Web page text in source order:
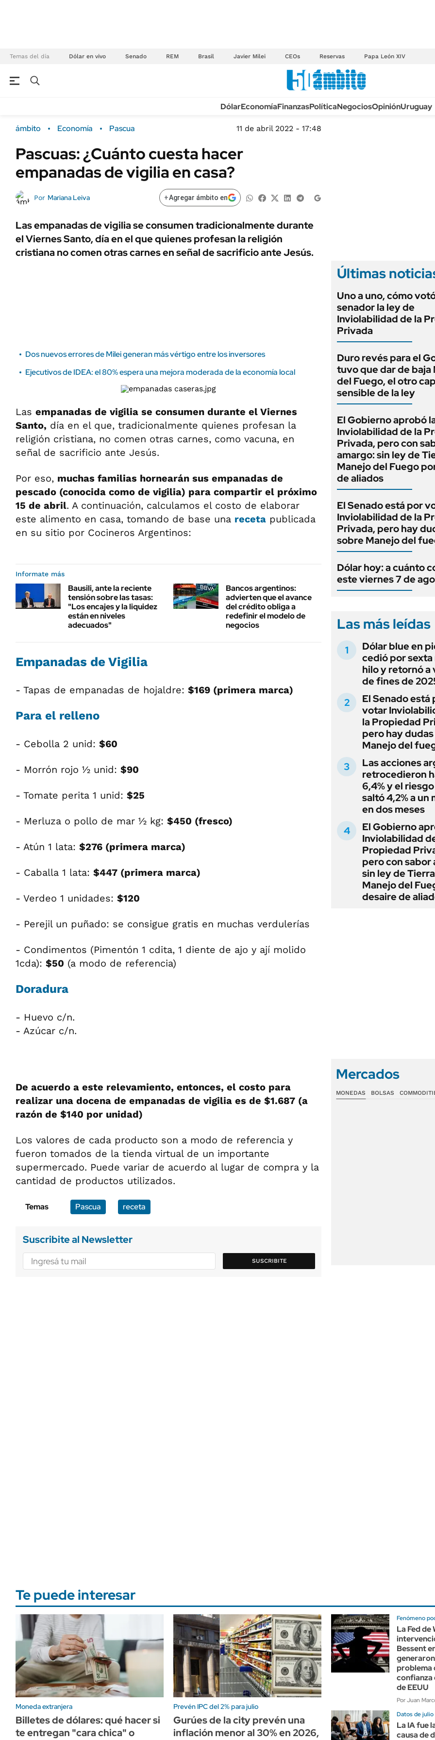
Temas del día Dólar en vivo Senado REM Brasil Javier Milei CEOs Reservas Papa León XIV
Campo
FINANZAS
Mercados
ÁMBITO DEBATE
MEDIAKIT AMBITO DEBATE
Sustentabilidad
Seguros
ENERGY REPORT
POLÍTICA
URUGUAY
TECNOLOGÍA
MÉXICO
LIFESTYLE
AUTOS
DólarEconomíaFinanzasPolíticaNegociosOpiniónUruguay
ámbito Economía Pascua 11 de abril 2022 - 17:48
Pascuas: ¿Cuánto cuesta hacer
empanadas de vigilia en casa?
Por Mariana Leiva +Agregar ámbito en
Las empanadas de vigilia se consumen tradicionalmente durante
el Viernes Santo, día en el que quienes profesan la religión
cristiana no comen otras carnes en señal de sacrificio ante Jesús.
Dos nuevos errores de Milei generan más vértigo entre los inversores
Ejecutivos de IDEA: el 80% espera una mejora moderada de la economía local
Las empanadas de vigilia se consumen durante el Viernes
Santo, día en el que, tradicionalmente quienes profesan la
religión cristiana, no comen otras carnes, como vacuna, en
señal de sacrificio ante Jesús.
Por eso, muchas familias hornearán sus empanadas de
pescado (conocida como de vigilia) para compartir el próximo
15 de abril. A continuación, calculamos el costo de elaborar
este alimento en casa, tomando de base una receta publicada
en su sitio por Cocineros Argentinos:
Informate más
Bausili, ante la reciente
tensión sobre las tasas:
"Los encajes y la liquidez
están en niveles
adecuados"
Bancos argentinos:
advierten que el avance
del crédito obliga a
redefinir el modelo de
negocios
Empanadas de Vigilia
- Tapas de empanadas de hojaldre: $169 (primera marca)
Para el relleno
- Cebolla 2 unid: $60
- Morrón rojo ½ unid: $90
- Tomate perita 1 unid: $25
- Merluza o pollo de mar ½ kg: $450 (fresco)
- Atún 1 lata: $276 (primera marca)
- Caballa 1 lata: $447 (primera marca)
- Verdeo 1 unidades: $120
- Perejil un puñado: se consigue gratis en muchas verdulerías
- Condimentos (Pimentón 1 cdita, 1 diente de ajo y ají molido
1cda): $50 (a modo de referencia)
Doradura
- Huevo c/n.
- Azúcar c/n.
De acuerdo a este relevamiento, entonces, el costo para
realizar una docena de empanadas de vigilia es de $1.687 (a
razón de $140 por unidad)
Los valores de cada producto son a modo de referencia y
fueron tomados de la tienda virtual de un importante
supermercado. Puede variar de acuerdo al lugar de compra y la
cantidad de productos utilizados.
Temas Pascua receta
Suscribite al Newsletter
SUSCRIBITE
Últimas
Uno a uno, cómo
senador la ley de
Inviolabilidad de la
Privada
Duro revés para el
tuvo que dar de baja
del Fuego, el otro
sensible de la ley
El Gobierno aprobó
Inviolabilidad de la
Privada, pero con
amargo: sin ley de
Manejo del Fuego
de aliados
El Senado está por
Inviolabilidad de la
Privada, pero hay
sobre Manejo del
Dólar hoy: a cuánto
este viernes 7 de
Las más leídas
Dólar blue en
cedió por sexta
hilo y retornó a
de fines de
El Senado está
votar
la Propiedad
pero hay
Manejo del
Las acciones
retrocedieron
6,4% y el
saltó 4,2% a un
en dos meses
El Gobierno
Inviolabilidad
Propiedad
pero con sabor
sin ley de
Manejo del
desaire de
Mercados
MONEDAS BOLSAS
Te puede interesar
Moneda extranjera
Billetes de dólares: qué hacer si
te entregan "cara chica" o
Prevén IPC del 2% para julio
Gurúes de la city prevén una
inflación menor al 30% en 2026,
Fenómeno
La Fed de
Bessent
problema
confianza
de EEUU
Por Juan
Datos de julio
La IA fue
causa de